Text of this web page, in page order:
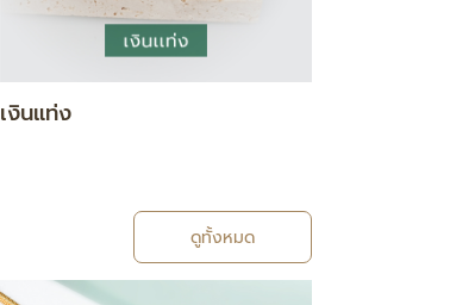
กำไล / สร้อยข้อมือ
ดูทั้งหมด